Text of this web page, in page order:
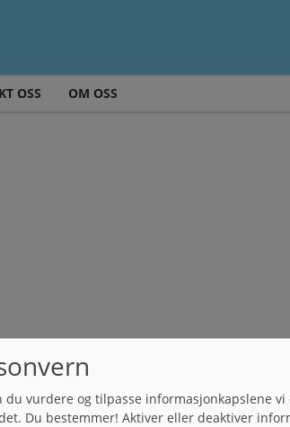
OSS OM OSS
du vurdere og tilpasse informasjonkapslene
Du bestemmer! Aktiver eller deaktiver